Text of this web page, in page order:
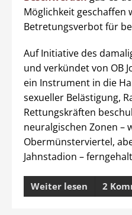
Möglichkeit geschaffen
Betretungsverbot für
Auf Initiative des
und verkündet von OB
ein Instrument in die
sexueller Belästigung,
Rettungskräften
neuralgischen Zonen –
Obermünsterviertel,
Jahnstadion –
Weiter lesen 2